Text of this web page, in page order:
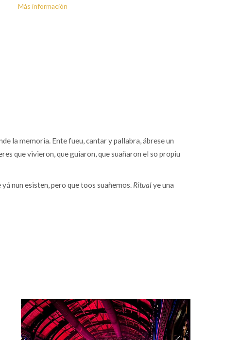
Más información
la memoria. Ente fueu, cantar y pallabra, ábrese un
que vivieron, que guiaron, que suañaron el so propiu
nun esisten, pero que toos suañemos. Ritualye una